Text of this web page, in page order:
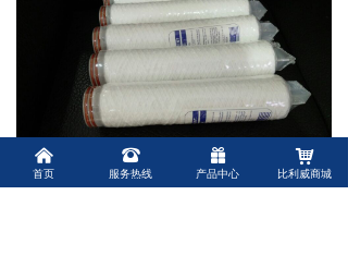
낀
首页
뀰
服务热线
끣
产品中心
낙
比利威商城